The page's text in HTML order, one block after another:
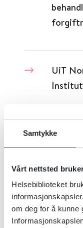
Samtykke
Vårt nettsted
Helsebiblioteket
om deg for å kunne
UiT
Detaljer
hos